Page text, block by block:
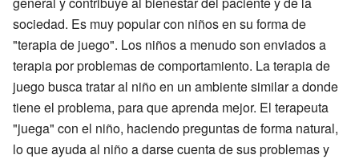
sociedad. Es muy popular con niños en su forma de
"terapia de juego". Los niños a menudo son enviados a
terapia por problemas de comportamiento. La terapia de
juego busca tratar al niño en un ambiente similar a donde
tiene el problema, para que aprenda mejor. El terapeuta
"juega" con el niño, haciendo preguntas de forma natural,
lo que ayuda al niño a darse cuenta de sus problemas y